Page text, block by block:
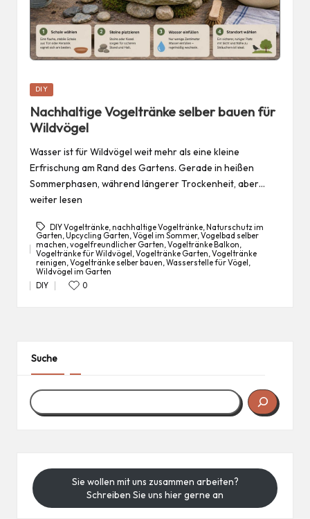
Posted
DIY
Nachhaltige Vogeltränke selber bauen für
Wildvögel
Wasser ist für Wildvögel weit mehr als eine kleine
Erfrischung am Rand des Gartens. Gerade in heißen
Sommerphasen, während längerer Trockenheit, aber…
weiter lesen
Tags:
DIY Vogeltränke, nachhaltige Vogeltränke, Naturschutz im
Garten,Upcycling Garten,Vögel im Sommer,Vogelbad selber
machen,vogelfreundlicher Garten,Vogeltränke Balkon,
Vogeltränke für Wildvögel ,Vogeltränke Garten,Vogeltränke
reinigen,Vogeltränke selber bauen,Wasserstelle für Vögel ,
Wildvögel im Garten
Posted
DIY 0
Suche
Sie wollen mit uns zusammen arbeiten?
Schreiben Sie uns hier gerne an